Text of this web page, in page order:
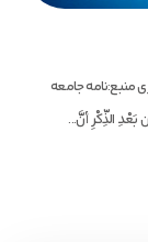
منبع:نامه جامعه